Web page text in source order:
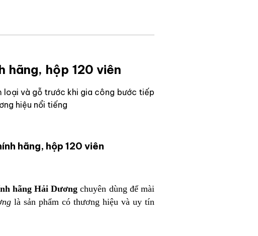
hãng, hộp 120 viên
loại và gỗ trước khi gia công bước tiếp
hiệu nổi tiếng
hãng, hộp 120 viên
hãng Hải Dương chuyên dùng để mài
là sản phẩm có thương hiệu và uy tín